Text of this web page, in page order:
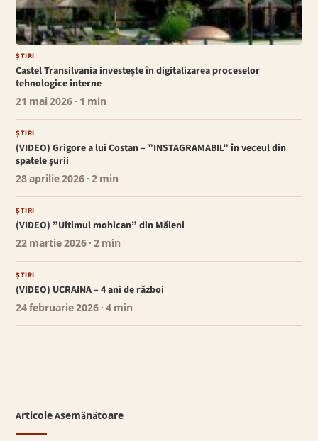
ȘTIRI
Castel Transilvania investește în digitalizarea proceselor
tehnologice interne
21 mai 2026 · 1 min
ȘTIRI
(VIDEO) Grigore a lui Costan – ”INSTAGRAMABIL” în veceul din
spatele șurii
28 aprilie 2026 · 2 min
ȘTIRI
(VIDEO) ”Ultimul mohican” din Măleni
22 martie 2026 · 2 min
ȘTIRI
(VIDEO) UCRAINA – 4 ani de război
24 februarie 2026 · 4 min
Articole Asemănătoare